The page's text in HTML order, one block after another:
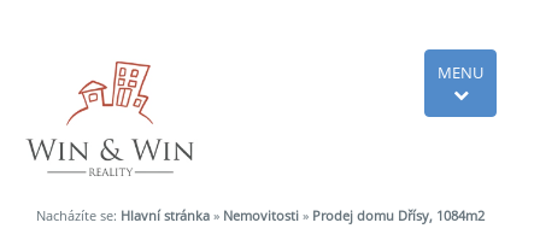
MENU
Nacházíte se: Hlavní stránka » Nemovitosti » Prodej domu Dřísy, 1084m2